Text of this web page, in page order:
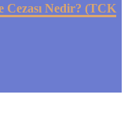
Cezası Nedir? (TCK